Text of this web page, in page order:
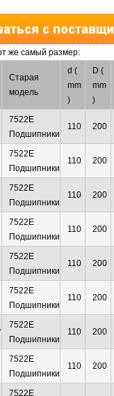
же самый размер:
Старая
модель
d (
mm
)
D (
mm
)
7522E
Подшипники
110 200
7522E
Подшипники
110 200
7522E
Подшипники
110 200
7522E
Подшипники
110 200
7522E
Подшипники
110 200
7522E
Подшипники
110 200
7522E
Подшипники
110 200
7522E
Подшипники
110 200
7522E